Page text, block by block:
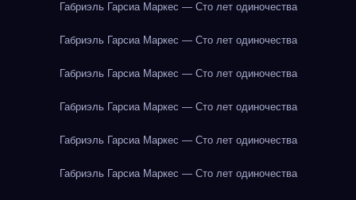
Габриэль Гарсиа Маркес — Сто лет одиночества
Габриэль Гарсиа Маркес — Сто лет одиночества
Габриэль Гарсиа Маркес — Сто лет одиночества
Габриэль Гарсиа Маркес — Сто лет одиночества
Габриэль Гарсиа Маркес — Сто лет одиночества
Габриэль Гарсиа Маркес — Сто лет одиночества